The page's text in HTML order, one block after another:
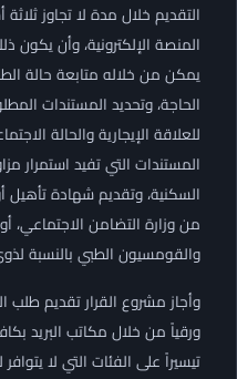
التقديم خلال مدة لا تجاوز
المنصة الإلكترونية، وأن
يمكن من خلاله متابعة حالة
الحاجة، وتحديد المستندات
للعلاقة الإيجارية والحالة
المستندات التي تفيد استمرار
السكنية، وتقديم شهادة تأهيل
من وزارة التضامن الاجتماعي،
والقومسيون الطبي بالنسبة
وأجاز مشروع القرار تقديم
ورقياً من خلال مكاتب البريد
تيسيراً على الفئات التي لا